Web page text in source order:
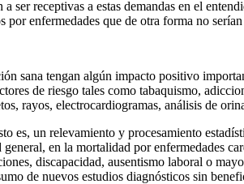
ser receptivas a estas demandas en el
enfermedades que de otra forma no
sana tengan algún impacto positivo
de riesgo tales como tabaquismo,
rayos, electrocardiogramas, análisis de
es, un relevamiento y procesamiento
en la mortalidad por enfermedades
discapacidad, ausentismo laboral o
de nuevos estudios diagnósticos sin